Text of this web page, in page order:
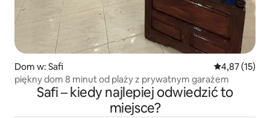
Dom w: Safi Średnia
4,87 (15)
piękny dom 8 minut od plaży z prywatnym garażem
Safi – kiedy najlepiej odwiedzić to
miejsce?